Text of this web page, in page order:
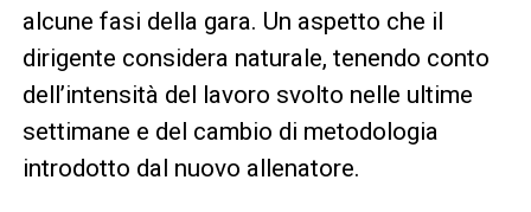
alcune fasi della gara. Un aspetto che il
dirigente considera naturale, tenendo conto
dell’intensità del lavoro svolto nelle ultime
settimane e del cambio di metodologia
introdotto dal nuovo allenatore.